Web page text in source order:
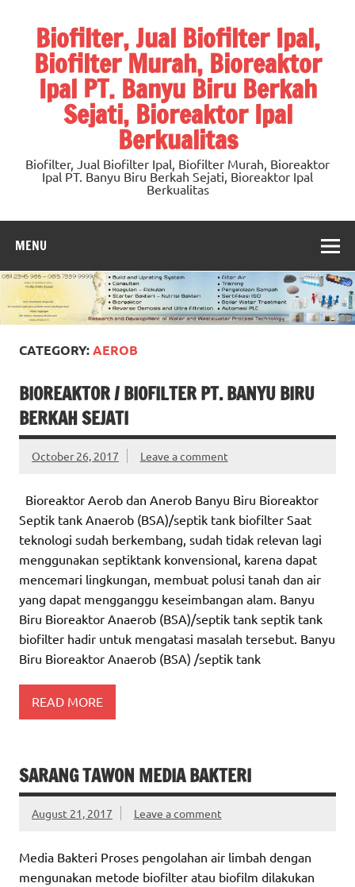
contentBiofilter, Jual Biofilter Ipal,
Biofilter Murah, Bioreaktor
Ipal PT. Banyu Biru Berkah
Sejati, Bioreaktor Ipal
Berkualitas
Biofilter, Jual Biofilter Ipal, Biofilter Murah, Bioreaktor
Ipal PT. Banyu Biru Berkah Sejati, Bioreaktor Ipal
Berkualitas
MENU
CATEGORY:AEROB
BIOREAKTOR / BIOFILTER PT. BANYU BIRU
BERKAH SEJATI
October 26, 2017 Leave a comment
Bioreaktor Aerob dan Anerob Banyu Biru Bioreaktor
Septik tank Anaerob (BSA)/septik tank biofilter Saat
teknologi sudah berkembang, sudah tidak relevan lagi
menggunakan septiktank konvensional, karena dapat
mencemari lingkungan, membuat polusi tanah dan air
yang dapat mengganggu keseimbangan alam. Banyu
Biru Bioreaktor Anaerob (BSA)/septik tank septik tank
biofilter hadir untuk mengatasi masalah tersebut. Banyu
Biru Bioreaktor Anaerob (BSA) /septik tank
READ MORE
SARANG TAWON MEDIA BAKTERI
August 21, 2017 Leave a comment
Media Bakteri Proses pengolahan air limbah dengan
mengunakan metode biofilter atau biofilm dilakukan